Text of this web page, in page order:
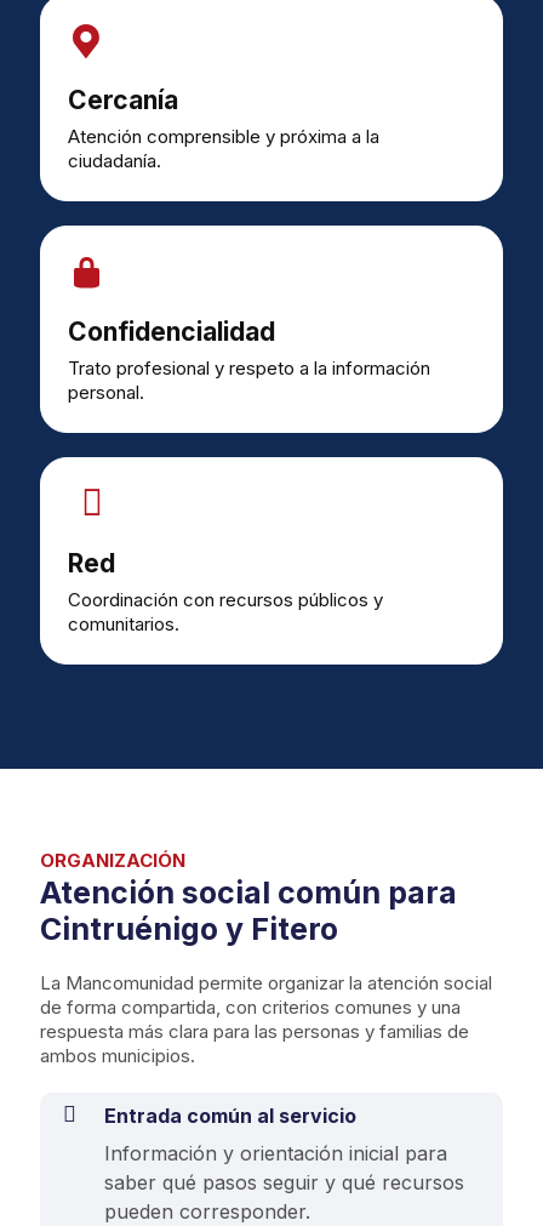
Cercanía
Atención comprensible y próxima a la
ciudadanía.
Confidencialidad
Trato profesional y respeto a la información
personal.
Red
Coordinación con recursos públicos y
comunitarios.
ORGANIZACIÓN
Atención social común para
Cintruénigo y Fitero
La Mancomunidad permite organizar la atención social
de forma compartida, con criterios comunes y una
respuesta más clara para las personas y familias de
ambos municipios.
Entrada común al servicio
Información y orientación inicial para
saber qué pasos seguir y qué recursos
pueden corresponder.